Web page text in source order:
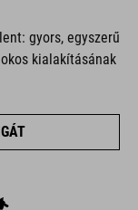
gyors, egyszerű
kialakításának